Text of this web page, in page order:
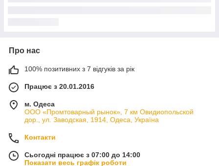
Про нас
100% позитивних з 7 відгуків за рік
Працює з 20.01.2016
м. Одеса
ООО «Промтоварный рынок», 7 км Овидиопольской
дор., ул. Заводская, 1914, Одеса, Україна
Контакти
Сьогодні працює з 07:00 до 14:00
Показати весь графік роботи